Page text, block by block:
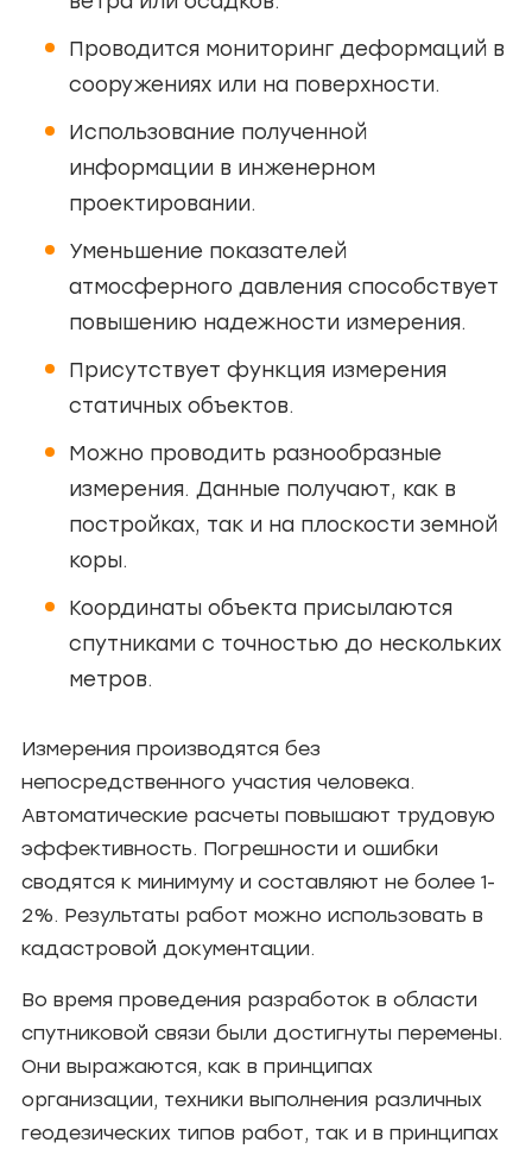
Проводится мониторинг деформаций в
сооружениях или на поверхности.
Использование полученной
информации в инженерном
проектировании.
Уменьшение показателей
атмосферного давления способствует
повышению надежности измерения.
Присутствует функция измерения
статичных объектов.
Можно проводить разнообразные
измерения. Данные получают, как в
постройках, так и на плоскости земной
коры.
Координаты объекта присылаются
спутниками с точностью до нескольких
метров.
Измерения производятся без
непосредственного участия человека.
Автоматические расчеты повышают трудовую
эффективность. Погрешности и ошибки
сводятся к минимуму и составляют не более 1-
2%. Результаты работ можно использовать в
кадастровой документации.
Во время проведения разработок в области
спутниковой связи были достигнуты перемены.
Они выражаются, как в принципах
организации, техники выполнения различных
геодезических типов работ, так и в принципах